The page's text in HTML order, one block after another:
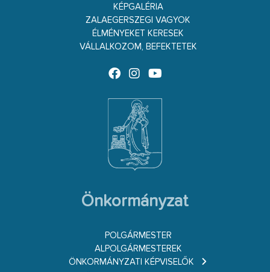
KÉPGALÉRIA
ZALAEGERSZEGI VAGYOK
ÉLMÉNYEKET KERESEK
VÁLLALKOZOM, BEFEKTETEK
Önkormányzat
POLGÁRMESTER
ALPOLGÁRMESTEREK
ÖNKORMÁNYZATI KÉPVISELŐK